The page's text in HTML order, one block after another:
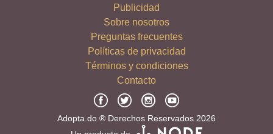
Publicidad
Sobre nosotros
Preguntas frecuentes
Políticas de privacidad
Términos y condiciones
Contacto
Adopta.do ® Derechos Reservados 2026